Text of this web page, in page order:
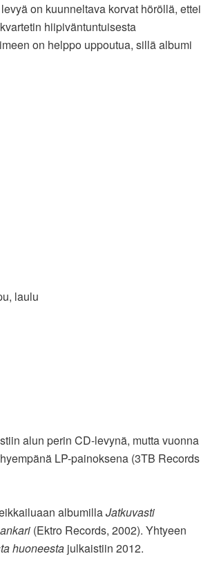
on kuunneltava korvat höröllä, ettei
hiipiväntuntuisesta
on helppo uppoutua, sillä albumi
laulu
alun perin CD-levynä, mutta vuonna
LP-painoksena (3TB Records
albumillaJatkuvasti
(Ektro Records, 2002). Yhtyeen
huoneesta julkaistiin 2012.